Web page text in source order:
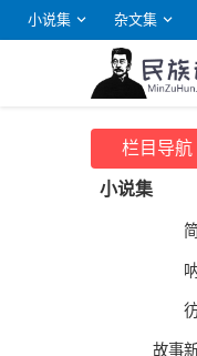
小说集 杂文集
栏目导航
小说集
故事